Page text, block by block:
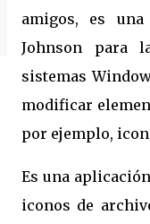
amigos, es
Johnson para
sistemas
modificar
por ejemplo,
Es una
iconos de